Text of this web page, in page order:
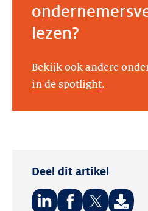
lezen?
Bekijk ook andere
in de spotlight.
Deel dit artikel